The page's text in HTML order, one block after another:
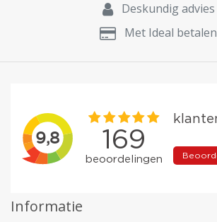
Deskundig advies
Met Ideal betalen
Informatie